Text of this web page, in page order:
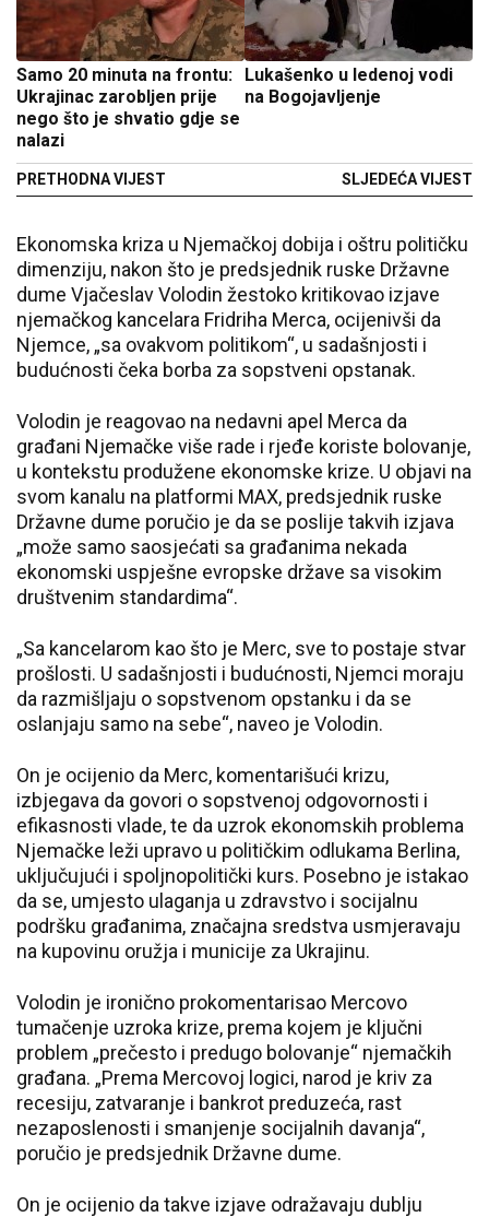
Samo 20 minuta na frontu:
Ukrajinac zarobljen prije
nego što je shvatio gdje se
nalazi
PRETHODNA VIJEST
Lukašenko u ledenoj vodi
na Bogojavljenje
SLJEDEĆA VIJEST
Ekonomska kriza u Njemačkoj dobija i oštru političku
dimenziju, nakon što je predsjednik ruske Državne
dume Vjačeslav Volodin žestoko kritikovao izjave
njemačkog kancelara Fridriha Merca, ocijenivši da
Njemce, „sa ovakvom politikom“, u sadašnjosti i
budućnosti čeka borba za sopstveni opstanak.
Volodin je reagovao na nedavni apel Merca da
građani Njemačke više rade i rjeđe koriste bolovanje,
u kontekstu produžene ekonomske krize. U objavi na
svom kanalu na platformi MAX, predsjednik ruske
Državne dume poručio je da se poslije takvih izjava
„može samo saosjećati sa građanima nekada
ekonomski uspješne evropske države sa visokim
društvenim standardima“.
„Sa kancelarom kao što je Merc, sve to postaje stvar
prošlosti. U sadašnjosti i budućnosti, Njemci moraju
da razmišljaju o sopstvenom opstanku i da se
oslanjaju samo na sebe“, naveo je Volodin.
On je ocijenio da Merc, komentarišući krizu,
izbjegava da govori o sopstvenoj odgovornosti i
efikasnosti vlade, te da uzrok ekonomskih problema
Njemačke leži upravo u političkim odlukama Berlina,
uključujući i spoljnopolitički kurs. Posebno je istakao
da se, umjesto ulaganja u zdravstvo i socijalnu
podršku građanima, značajna sredstva usmjeravaju
na kupovinu oružja i municije za Ukrajinu.
Volodin je ironično prokomentarisao Mercovo
tumačenje uzroka krize, prema kojem je ključni
problem „prečesto i predugo bolovanje“ njemačkih
građana. „Prema Mercovoj logici, narod je kriv za
recesiju, zatvaranje i bankrot preduzeća, rast
nezaposlenosti i smanjenje socijalnih davanja“,
poručio je predsjednik Državne dume.
On je ocijenio da takve izjave odražavaju dublju